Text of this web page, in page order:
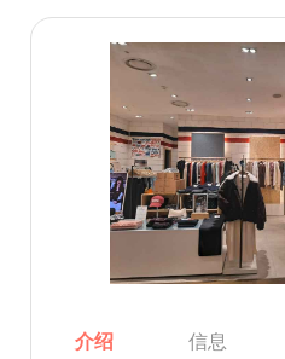
介绍 信息